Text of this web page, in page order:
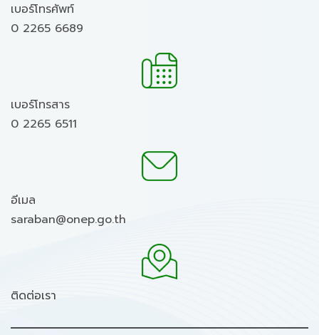
เบอร์โทรศัพท์
0 2265 6689
เบอร์โทรสาร
0 2265 6511
อีเมล
saraban@onep.go.th
ติดต่อเรา